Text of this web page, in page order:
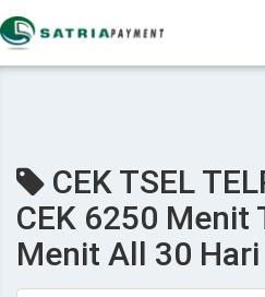
CEK TSEL
CEK 6250 Menit
Menit All 30 Hari